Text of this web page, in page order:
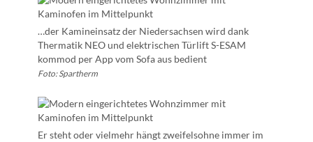
…der Kamineinsatz der Niedersachsen wird dank
Thermatik NEO und elektrischen Türlift S-ESAM
kommod per App vom Sofa aus bedient
Foto: Spartherm
Er steht oder vielmehr hängt zweifelsohne immer im